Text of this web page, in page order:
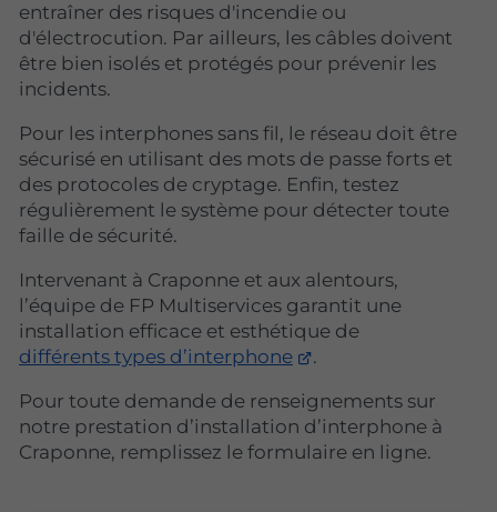
entraîner des risques d'incendie ou
d'électrocution. Par ailleurs, les câbles doivent
être bien isolés et protégés pour prévenir les
incidents.
Pour les interphones sans fil, le réseau doit être
sécurisé en utilisant des mots de passe forts et
des protocoles de cryptage. Enfin, testez
régulièrement le système pour détecter toute
faille de sécurité.
Intervenant à Craponne et aux alentours,
l’équipe de FP Multiservices garantit une
installation efficace et esthétique de
différents types d’interphone
.
Pour toute demande de renseignements sur
notre prestation d’installation d’interphone à
Craponne, remplissez le formulaire en ligne.